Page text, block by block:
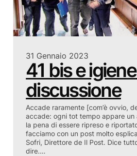
31 Gennaio 2023
41 bis e
discussione
Accade raramente [com’è ovvio,
accade: ogni tot tempo appare un
la pena di essere ripreso e
facciamo con un post molto
Sofri, Direttore de Il Post. Dice
dire.…